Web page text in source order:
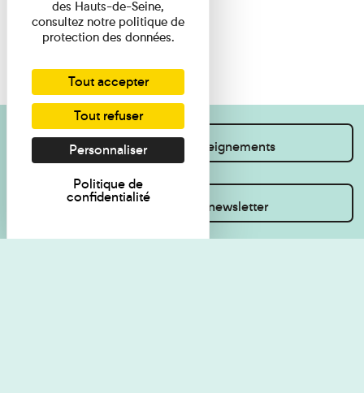
Je souhaite des renseignements
Inscrivez-vous à la newsletter
des Hauts-de-Seine,
consultez notre politique de
protection des données.
Tout accepter
Tout refuser
Personnaliser
Politique de
confidentialité